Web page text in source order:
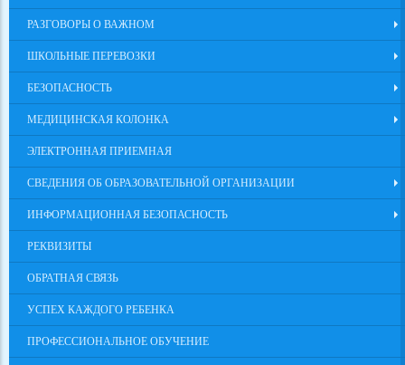
РАЗГОВОРЫ О ВАЖНОМ
ШКОЛЬНЫЕ ПЕРЕВОЗКИ
БЕЗОПАСНОСТЬ
МЕДИЦИНСКАЯ КОЛОНКА
ЭЛЕКТРОННАЯ ПРИЕМНАЯ
СВЕДЕНИЯ ОБ ОБРАЗОВАТЕЛЬНОЙ ОРГАНИЗАЦИИ
ИНФОРМАЦИОННАЯ БЕЗОПАСНОСТЬ
РЕКВИЗИТЫ
ОБРАТНАЯ СВЯЗЬ
УСПЕХ КАЖДОГО РЕБЕНКА
ПРОФЕССИОНАЛЬНОЕ ОБУЧЕНИЕ